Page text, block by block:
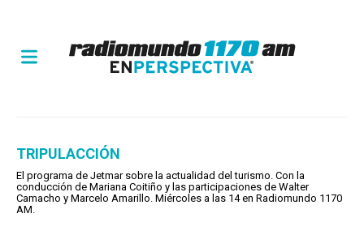
TRIPULACCIÓN
El programa de Jetmar sobre la actualidad del turismo. Con la
conducción de Mariana Coitiño y las participaciones de Walter
Camacho y Marcelo Amarillo. Miércoles a las 14 en Radiomundo 1170
AM.